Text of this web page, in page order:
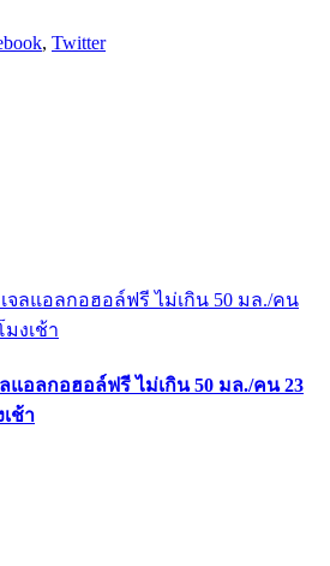
, Twitter
แอลกอฮอล์ฟรี ไม่เกิน 50 มล./คน 23
ช้า